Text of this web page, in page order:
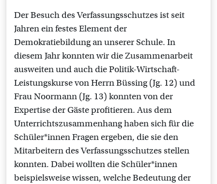
Der Besuch des Verfassungsschutzes ist seit
Jahren ein festes Element der
Demokratiebildung an unserer Schule. In
diesem Jahr konnten wir die Zusammenarbeit
ausweiten und auch die Politik-Wirtschaft-
Leistungskurse von Herrn Büssing (Jg. 12) und
Frau Noormann (Jg. 13) konnten von der
Expertise der Gäste profitieren. Aus dem
Unterrichtszusammenhang haben sich für die
Schüler*innen Fragen ergeben, die sie den
Mitarbeitern des Verfassungsschutzes stellen
konnten. Dabei wollten die Schüler*innen
beispielsweise wissen, welche Bedeutung der